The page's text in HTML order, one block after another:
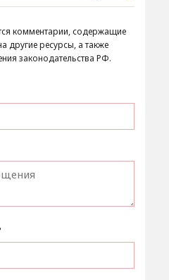
комментарии, содержащие
другие ресурсы, а также
законодательства РФ.